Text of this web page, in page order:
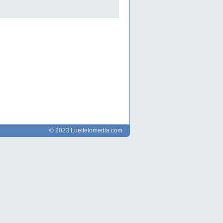
© 2023 Luettelomedia.com